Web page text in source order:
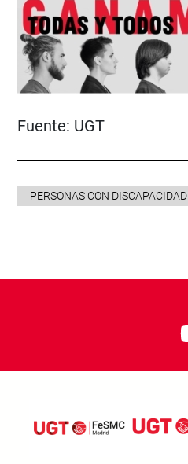
Fuente: UGT
PERSONAS CON DISCAPACIDAD